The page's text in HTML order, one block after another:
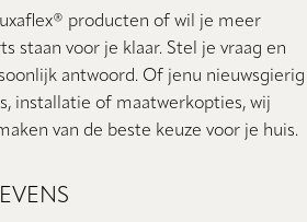
producten of wil je meer
staan ​​voor je klaar. Stel je vraag en
antwoord. Of jenu nieuwsgierig
installatie of maatwerkopties, wij
van de beste keuze voor je huis.